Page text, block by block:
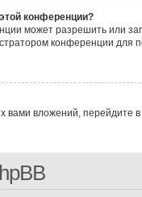
конференции?
может разрешить или
конференции для
вами вложений,